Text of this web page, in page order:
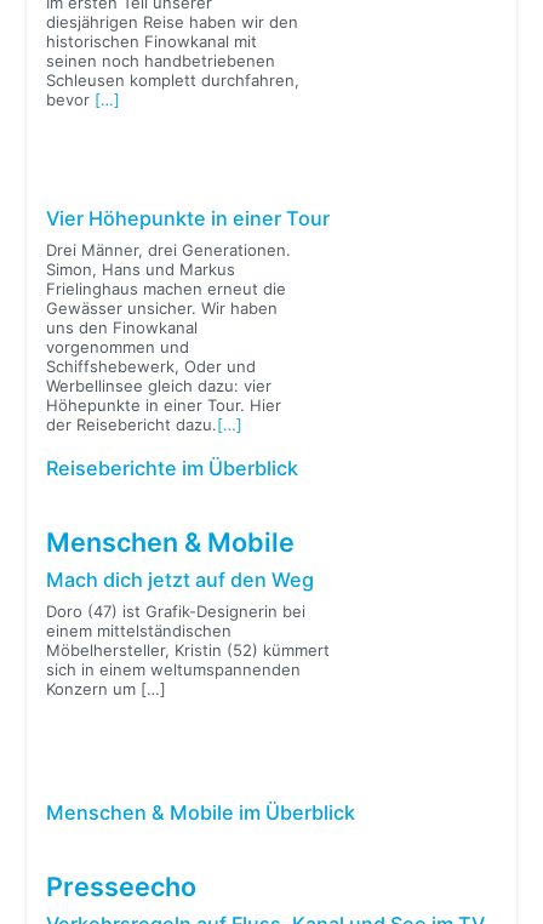
diesjährigen Reise haben wir den
historischen Finowkanal mit
seinen noch handbetriebenen
Schleusen komplett durchfahren,
bevor […]
Vier Höhepunkte in einer Tour
Drei Männer, drei Generationen.
Simon, Hans und Markus
Frielinghaus machen erneut die
Gewässer unsicher. Wir haben
uns den Finowkanal
vorgenommen und
Schiffshebewerk, Oder und
Werbellinsee gleich dazu: vier
Höhepunkte in einer Tour. Hier
der Reisebericht dazu.[…]
Reiseberichte im Überblick
Menschen & Mobile
Mach dich jetzt auf den Weg
Doro (47) ist Grafik-Designerin bei
einem mittelständischen
Möbelhersteller, Kristin (52) kümmert
sich in einem weltumspannenden
Konzern um […]
Menschen & Mobile im Überblick
Presseecho